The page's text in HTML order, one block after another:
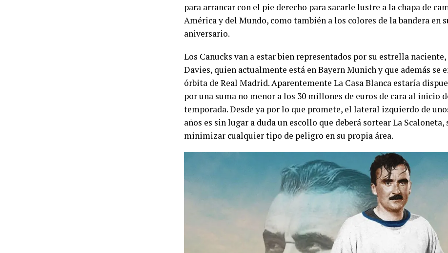
para arrancar con el pie derecho para sacarle lustre a la chapa de
América y del Mundo, como también a los colores de la bandera en
aniversario.
Los Canucks van a estar bien representados por su estrella
Davies, quien actualmente está en Bayern Munich y que además se
órbita de Real Madrid. Aparentemente La Casa Blanca estaría
por una suma no menor a los 30 millones de euros de cara al inicio
temporada. Desde ya por lo que promete, el lateral izquierdo de
años es sin lugar a duda un escollo que deberá sortear La Scaloneta,
minimizar cualquier tipo de peligro en su propia área.